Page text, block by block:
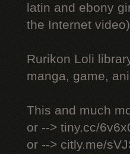
latin and ebony
the Internet
Rurikon Lоli
manga, game,
This and much
or --> tiny.cc/
or --> citly.me/